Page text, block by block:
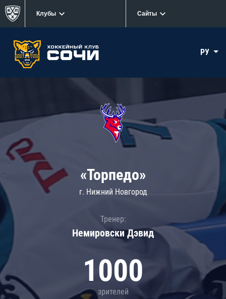
Клубы Сайты
РУ
«Торпедо»
г. Нижний Новгород
Тренер:
Немировски Дэвид
1000
зрителей